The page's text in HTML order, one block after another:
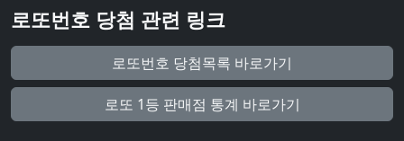
로또번호 당첨 관련 링크
로또번호 당첨목록 바로가기
로또 1등 판매점 통계 바로가기